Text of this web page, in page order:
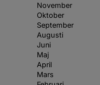
November
Oktober
September
Augusti
Juni
Maj
April
Mars